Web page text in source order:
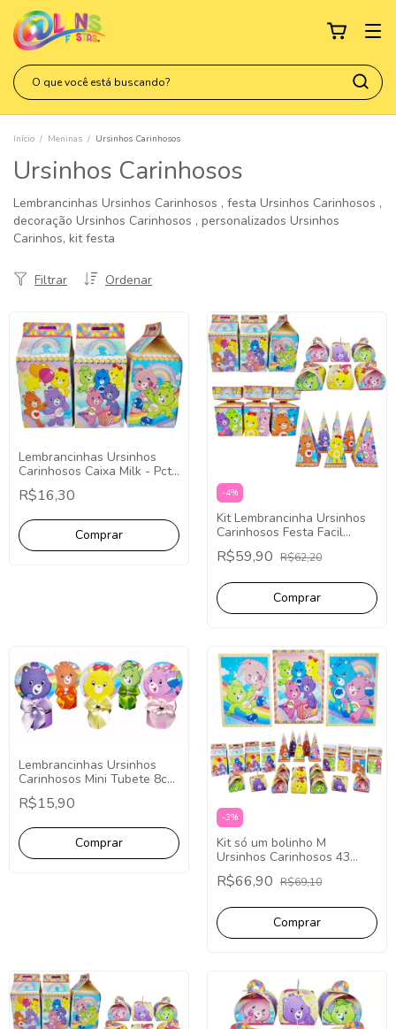
Início / Meninas / Ursinhos Carinhosos
Ursinhos Carinhosos
Lembrancinhas Ursinhos Carinhosos , festa Ursinhos Carinhosos ,
decoração Ursinhos Carinhosos , personalizados Ursinhos
Carinhos, kit festa
Ordenar
Filtrar
Lembrancinhas Ursinhos
Carinhosos Caixa Milk - Pct
com 10
R$16,30 -4%
Kit Lembrancinha Ursinhos
Carinhosos Festa Facil
Papelaria 40 Caixinhas
R$59,90 R$62,20
Lembrancinhas Ursinhos
Carinhosos Mini Tubete 8cm
com aplique - 10 Unidades.
R$15,90
-3%
Kit só um bolinho M
Ursinhos Carinhosos 43
Itens - Lembrancinha Festa
Decoração.
R$66,90 R$69,10